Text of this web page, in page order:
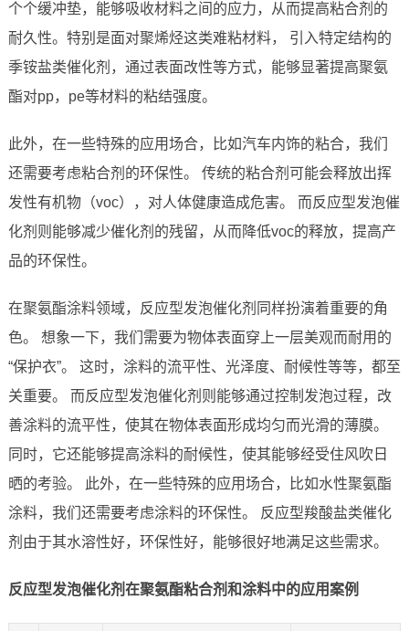
个个缓冲垫，能够吸收材料之间的应力，从而提高粘合剂的
耐久性。特别是面对聚烯烃这类难粘材料， 引入特定结构的
季铵盐类催化剂，通过表面改性等方式，能够显著提高聚氨
酯对pp，pe等材料的粘结强度。
此外，在一些特殊的应用场合，比如汽车内饰的粘合，我们
还需要考虑粘合剂的环保性。 传统的粘合剂可能会释放出挥
发性有机物（voc），对人体健康造成危害。 而反应型发泡催
化剂则能够减少催化剂的残留，从而降低voc的释放，提高产
品的环保性。
在聚氨酯涂料领域，反应型发泡催化剂同样扮演着重要的角
色。 想象一下，我们需要为物体表面穿上一层美观而耐用的
“保护衣”。 这时，涂料的流平性、光泽度、耐候性等等，都至
关重要。 而反应型发泡催化剂则能够通过控制发泡过程，改
善涂料的流平性，使其在物体表面形成均匀而光滑的薄膜。
同时，它还能够提高涂料的耐候性，使其能够经受住风吹日
晒的考验。 此外，在一些特殊的应用场合，比如水性聚氨酯
涂料，我们还需要考虑涂料的环保性。 反应型羧酸盐类催化
剂由于其水溶性好，环保性好，能够很好地满足这些需求。
反应型发泡催化剂在聚氨酯粘合剂和涂料中的应用案例